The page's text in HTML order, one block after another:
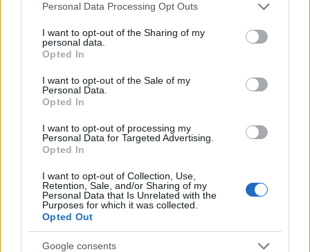
Please note that this website/app uses one or more Google
not limited to your visit or usage behaviour. You may click to
grant or deny consent to Google and its third-party tags to
use your data for below specified purposes in below Google
consent section.
Personal Data Processing Opt Outs
I want to opt-out of the Sharing of my
personal data.
Opted In
I want to opt-out of the Sale of my
Personal Data.
Opted In
I want to opt-out of processing my
Personal Data for Targeted Advertising.
Opted In
I want to opt-out of Collection, Use,
Retention, Sale, and/or Sharing of my
Personal Data that Is Unrelated with the
Purposes for which it was collected.
Opted Out
Google consents
Διαβάζονται αυτή τη στιγμή
από τα δάνεια του ν. Κατσέλη
Νέο Χωροταξικό Τουρισμού: Οι νέες «κόκκινες
ξενοδοχεία, νησιά και επενδύσεις
Τα ανοιχτά μέτωπα για την ενίσχυση της
ελληνικής βιομηχανίας